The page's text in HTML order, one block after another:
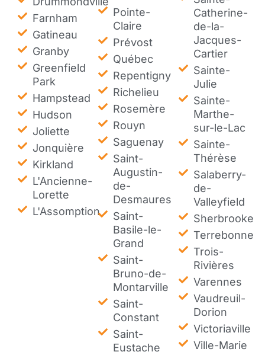
Farnham
Gatineau
Granby
Greenfield
Park
Hampstead
Hudson
Joliette
Jonquière
Kirkland
L'Ancienne-
Lorette
L'Assomption
Pointe-
Claire
Prévost
Québec
Repentigny
Richelieu
Rosemère
Rouyn
Saguenay
Saint-
Augustin-
de-
Desmaures
Saint-
Basile-le-
Grand
Saint-
Bruno-de-
Montarville
Saint-
Constant
Saint-
Eustache
Catherine-
de-la-
Jacques-
Cartier
Sainte-
Julie
Sainte-
Marthe-
sur-le-Lac
Sainte-
Thérèse
Salaberry-
de-
Valleyfield
Sherbrooke
Terrebonne
Trois-
Rivières
Varennes
Vaudreuil-
Dorion
Victoriaville
Ville-Marie